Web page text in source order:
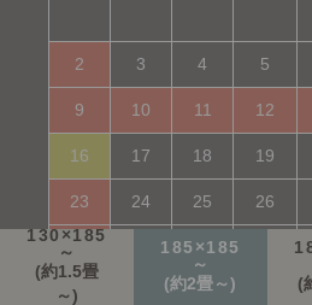
130×185
～
(約1.5畳
～)
185×185
～
(約2畳～) (
2 3 4 5
9 10 11 12
16 17 18 19
23 24 25 26
30
定休日 発送業務のみ